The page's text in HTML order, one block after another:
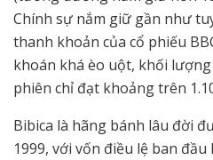
Chính sự nắm giữ gần như
thanh khoản của cổ phiếu
khoán khá èo uột, khối
phiên chỉ đạt khoảng trên
Bibica là hãng bánh lâu đời
1999, với vốn điều lệ ban